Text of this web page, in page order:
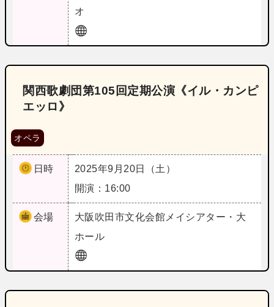
オ
関西歌劇団第105回定期公演《イル・カンピ
エッロ》
オペラ
日時
2025年9月20日（土）
開演：16:00
会場 大阪 吹田市文化会館メイシアター・大
ホール